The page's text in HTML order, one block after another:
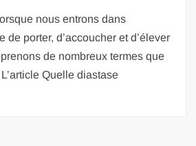
nous entrons dans
de porter, d’accoucher et d’élever
de nombreux termes que
Quelle diastase